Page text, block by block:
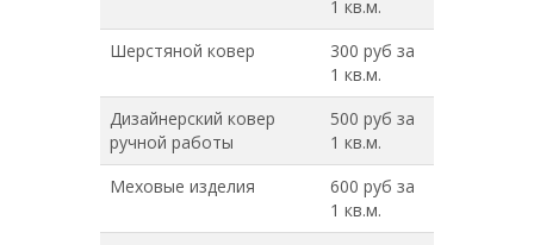
1 кв.м.
Шерстяной ковер
300 руб за
1 кв.м.
Дизайнерский ковер
ручной работы
500 руб за
1 кв.м.
Меховые изделия
600 руб за
1 кв.м.